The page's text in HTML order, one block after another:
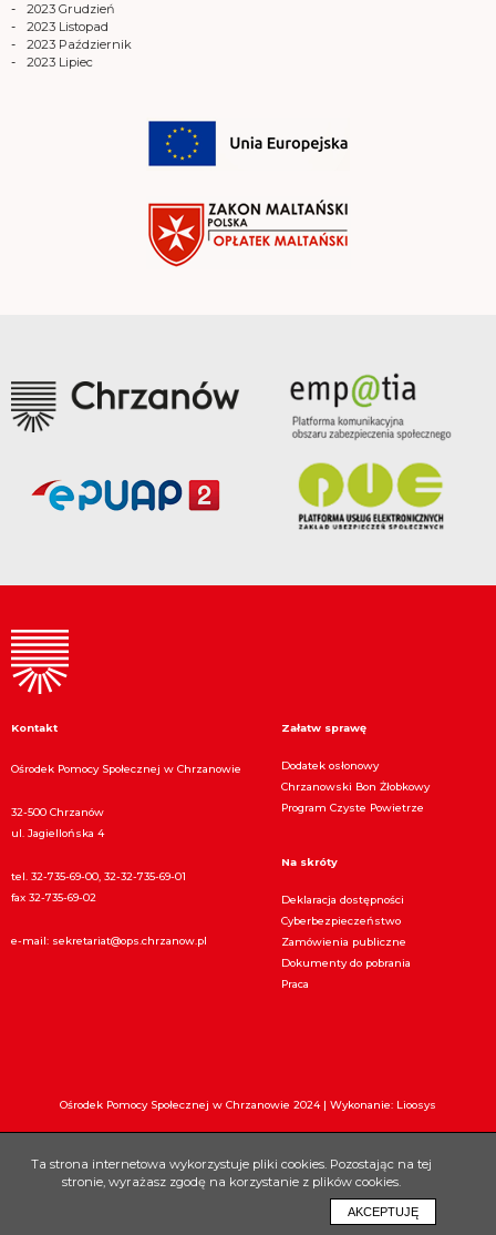
2023 Grudzień
2023 Listopad
2023 Październik
2023 Lipiec
Kontakt
Ośrodek Pomocy Społecznej w Chrzanowie
32-500 Chrzanów
ul. Jagiellońska 4
tel. 32-735-69-00, 32-32-735-69-01
fax 32-735-69-02
e-mail: sekretariat@ops.chrzanow.pl
Załatw sprawę
Dodatek osłonowy
Chrzanowski Bon Żłobkowy
Program Czyste Powietrze
Na skróty
Deklaracja dostępności
Cyberbezpieczeństwo
Zamówienia publiczne
Dokumenty do pobrania
Praca
Ośrodek Pomocy Społecznej w Chrzanowie 2024 | Wykonanie: Lioosys
Ta strona internetowa wykorzystuje pliki cookies. Pozostając na tej
stronie, wyrażasz zgodę na korzystanie z plików cookies.
AKCEPTUJĘ